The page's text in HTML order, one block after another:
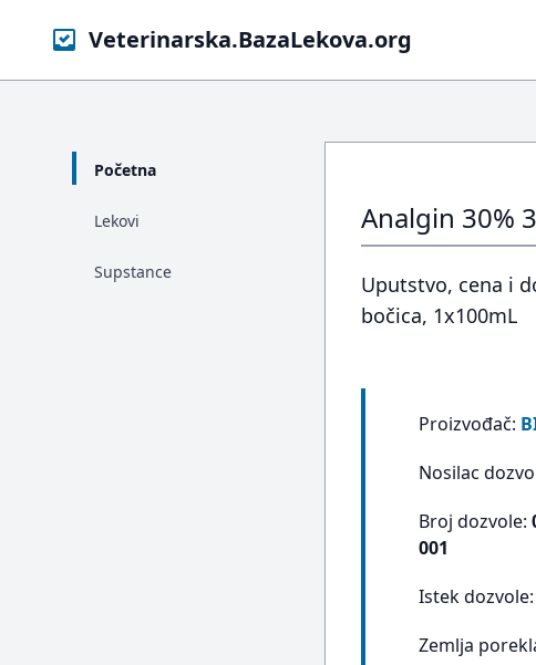
Veterinarska.BazaLekova.org
Početna
Lekovi
Supstance
Analgin 30%
Uputstvo, cena i
bočica, 1x100mL
Proizvođač:
Nosilac
Broj dozvole:
001
Istek dozvole:
Zemlja